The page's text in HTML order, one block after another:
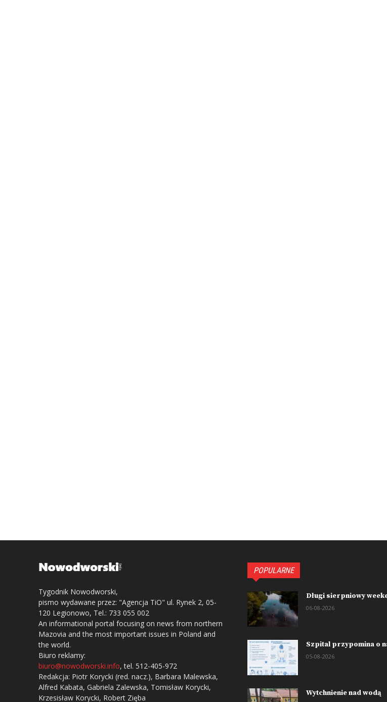
Tygodnik Nowodworski,
pismo wydawane przez: "Agencja TiO" ul. Rynek 2, 05-
120 Legionowo, Tel.: 733 055 002
An informational portal focusing on news from northern
Mazovia and the most important issues in Poland and
the world.
Biuro reklamy:
biuro@nowodworski.info, tel. 512-405-972
Redakcja: Piotr Korycki (red. nacz.), Barbara Malewska,
Alfred Kabata, Gabriela Zalewska, Tomisław Korycki,
Krzesisław Korycki, Robert Zięba
POPULARNE
Długi sierpniowy
06-08-2026
Szpital przypomina o
05-08-2026
Wytchnienie nad wodą